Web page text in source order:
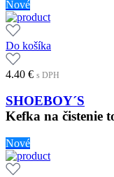
Nové
Do košíka
4.40 € s DPH
SHOEBOY´S
Kefka na čistenie
Nové